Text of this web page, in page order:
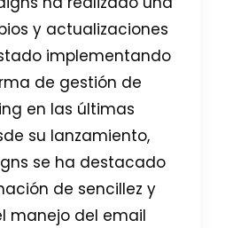
y actualizaciones
implementando
de gestión de
en las últimas
su lanzamiento,
se ha destacado
de sencillez y
manejo del email
2